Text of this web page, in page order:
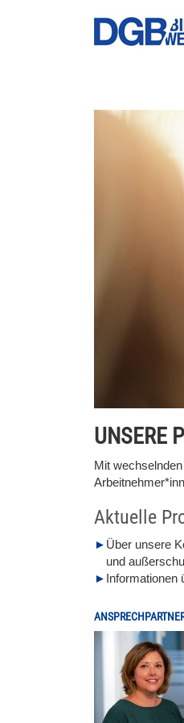
UNSERE
Mit
Aktuelle
Über unsere
und
Informationen